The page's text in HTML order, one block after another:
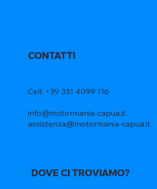
CONTATTI
Cell: +39 331 4099 116
info@motormania-capua.it
assistenza@motormania-capua.it
DOVE CI TROVIAMO?